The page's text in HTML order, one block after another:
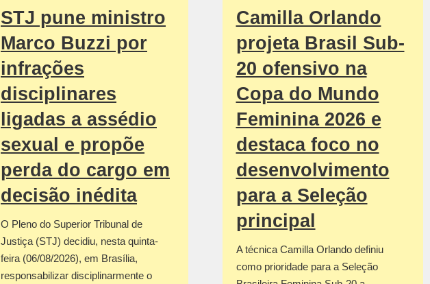
STJ pune ministro
Marco Buzzi por
infrações
disciplinares
ligadas a assédio
sexual e propõe
perda do cargo em
decisão inédita
O Pleno do Superior Tribunal de
Justiça (STJ) decidiu, nesta quinta-
feira (06/08/2026), em Brasília,
responsabilizar disciplinarmente o
Camilla Orlando
projeta Brasil Sub-
20 ofensivo na
Copa do Mundo
Feminina 2026 e
destaca foco no
desenvolvimento
para a Seleção
principal
A técnica Camilla Orlando definiu
como prioridade para a Seleção